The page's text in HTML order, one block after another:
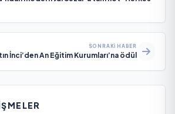
SONRAKI HABER
İnci’den An Eğitim Kurumları’na ödül